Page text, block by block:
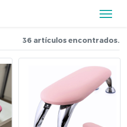
36 artículos encontrados.